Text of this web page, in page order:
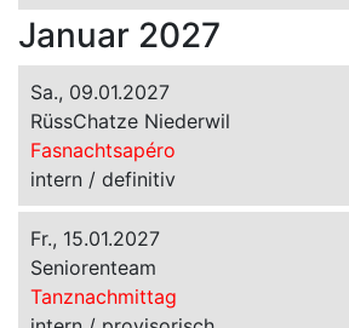
Januar 2027
Sa., 09.01.2027
RüssChatze Niederwil
Fasnachtsapéro
intern / definitiv
Fr., 15.01.2027
Seniorenteam
Tanznachmittag